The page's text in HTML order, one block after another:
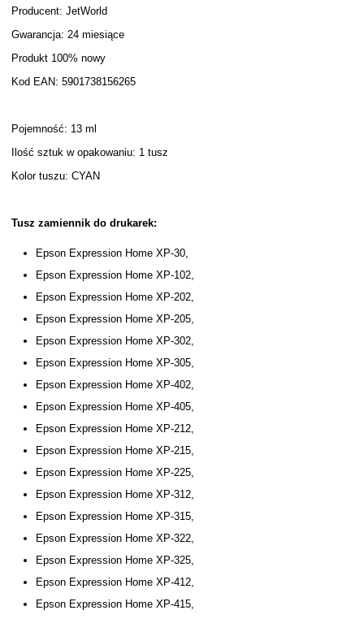
Producent: JetWorld
Gwarancja: 24 miesiące
Produkt 100% nowy
Kod EAN: 5901738156265
Pojemność: 13 ml
Ilość sztuk w opakowaniu: 1 tusz
Kolor tuszu: CYAN
Tusz zamiennik do drukarek:
Epson Expression Home XP-30,
Epson Expression Home XP-102,
Epson Expression Home XP-202,
Epson Expression Home XP-205,
Epson Expression Home XP-302,
Epson Expression Home XP-305,
Epson Expression Home XP-402,
Epson Expression Home XP-405,
Epson Expression Home XP-212,
Epson Expression Home XP-215,
Epson Expression Home XP-225,
Epson Expression Home XP-312,
Epson Expression Home XP-315,
Epson Expression Home XP-322,
Epson Expression Home XP-325,
Epson Expression Home XP-412,
Epson Expression Home XP-415,